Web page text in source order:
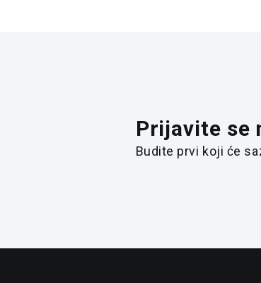
Prijavite se
Budite prvi koji će